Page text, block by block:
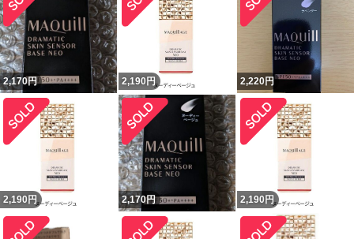
2,170円 2,190 円 2,220円
2,190 円 2,170円 2,190 円